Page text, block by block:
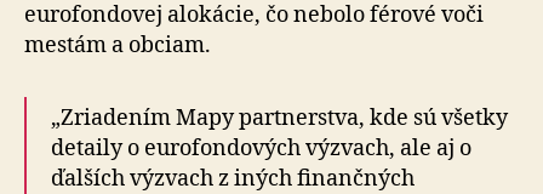
eurofondovej alokácie, čo nebolo férové voči
mestám a obciam.
„Zriadením Mapy partnerstva, kde sú všetky
detaily o eurofondových výzvach, ale aj o
ďalších výzvach z iných finančných